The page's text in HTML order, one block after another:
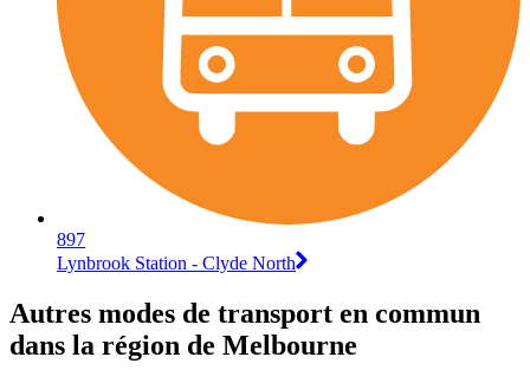
897
Lynbrook Station - Clyde North
Autres modes de transport en commun
dans la région de Melbourne